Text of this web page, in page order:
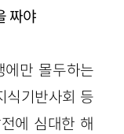
짜야
에만 몰두하는
식기반사회 등
에 심대한 해